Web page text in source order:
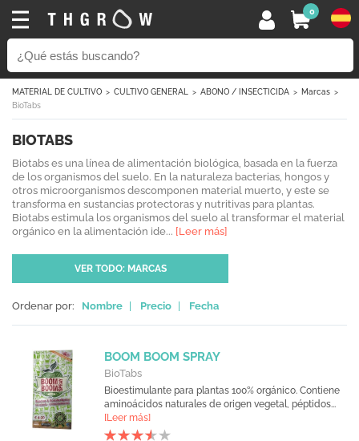
0
MATERIAL DE CULTIVO CULTIVO GENERAL ABONO / INSECTICIDA
Marcas
BioTabs
BIOTABS
Biotabs es una línea de alimentación biológica, basada en la fuerza
de los organismos del suelo. En la naturaleza bacterias, hongos y
otros microorganismos descomponen material muerto, y este se
transforma en sustancias protectoras y nutritivas para plantas.
Biotabs estimula los organismos del suelo al transformar el material
orgánico en la alimentación ide... [Leer más]
VER TODO: MARCAS
Ordenar por: Nombre Precio Fecha
BOOM BOOM SPRAY
BioTabs
Bioestimulante para plantas 100% orgánico. Contiene
aminoácidos naturales de origen vegetal, péptidos...
[Leer más]